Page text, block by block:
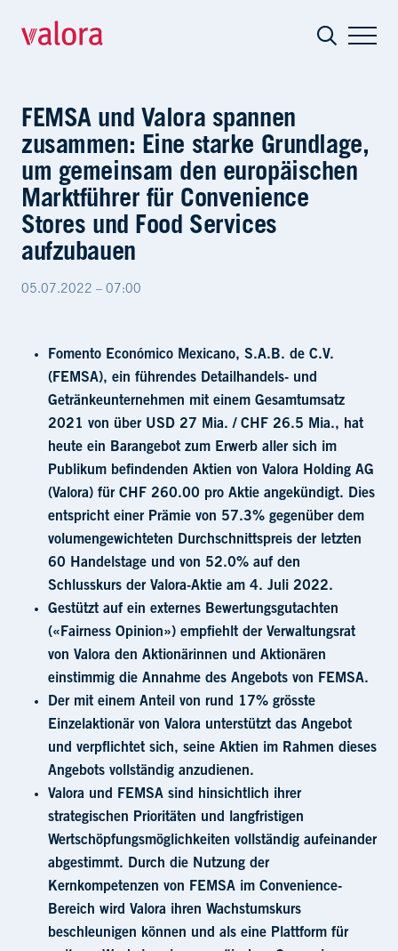
FEMSA und Valora spannen
zusammen: Eine starke Grundlage,
um gemeinsam den europäischen
Marktführer für Convenience
Stores und Food Services
aufzubauen
05.07.2022 – 07:00
Fomento Económico Mexicano, S.A.B. de C.V.
(FEMSA), ein führendes Detailhandels- und
Getränkeunternehmen mit einem Gesamtumsatz
2021 von über USD 27 Mia. / CHF 26.5 Mia., hat
heute ein Barangebot zum Erwerb aller sich im
Publikum befindenden Aktien von Valora Holding AG
(Valora) für CHF 260.00 pro Aktie angekündigt. Dies
entspricht einer Prämie von 57.3% gegenüber dem
volumengewichteten Durchschnittspreis der letzten
60 Handelstage und von 52.0% auf den
Schlusskurs der Valora-Aktie am 4. Juli 2022.
Gestützt auf ein externes Bewertungsgutachten
(«Fairness Opinion») empfiehlt der Verwaltungsrat
von Valora den Aktionärinnen und Aktionären
einstimmig die Annahme des Angebots von FEMSA.
Der mit einem Anteil von rund 17% grösste
Einzelaktionär von Valora unterstützt das Angebot
und verpflichtet sich, seine Aktien im Rahmen dieses
Angebots vollständig anzudienen.
Valora und FEMSA sind hinsichtlich ihrer
strategischen Prioritäten und langfristigen
Wertschöpfungsmöglichkeiten vollständig aufeinander
abgestimmt. Durch die Nutzung der
Kernkompetenzen von FEMSA im Convenience-
Bereich wird Valora ihren Wachstumskurs
beschleunigen können und als eine Plattform für